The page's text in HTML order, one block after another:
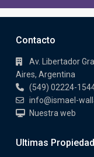
Contacto
Av. Libertador
Aires, Argentina
(549) 02224-
info@ismael-
Nuestra web
Ultimas